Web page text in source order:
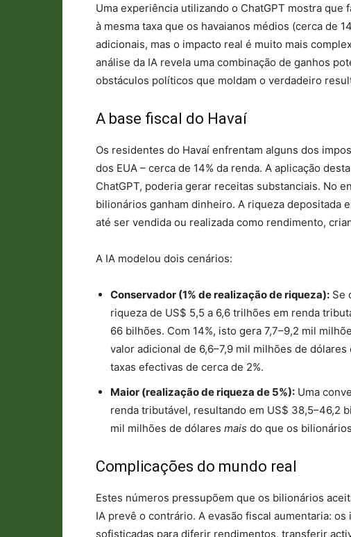
Uma experiência utilizando o ChatGPT mostra
à mesma taxa que os havaianos médios (cerca de
adicionais, mas o impacto real é muito mais
análise da IA ​​revela uma combinação de ganhos
obstáculos políticos que moldam o verdadeiro
A base fiscal do Havaí
Os residentes do Havaí enfrentam alguns dos
dos EUA – cerca de 14% da renda. A aplicação
ChatGPT, poderia gerar receitas substanciais. No
bilionários ganham dinheiro. A riqueza depositada
até ser vendida ou realizada como rendimento,
A IA modelou dois cenários:
Conservador (1% de realização de riqueza): Se
riqueza de US$ 5,5 a 6,6 trilhões em renda
66 bilhões. Com 14%, isto gera 7,7–9,2 mil
valor adicional de 6,6–7,9 mil milhões de
taxas efectivas de cerca de 2%.
Maior (realização de riqueza de 5%): Uma
renda tributável, resultando em US$ 38,5–46,2
mil milhões de dólares mais do que os
Complicações do mundo real
Estes números pressupõem que os bilionários
IA prevê o contrário. A evasão fiscal aumentaria:
sofisticadas para diferir rendimentos, transferir